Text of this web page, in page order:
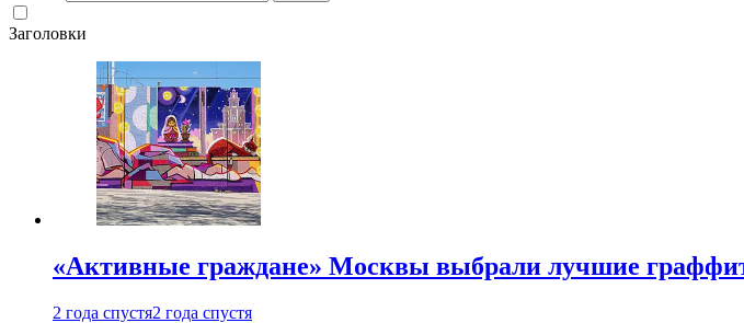
Заголовки
«Активные граждане» Москвы выбрали лучшие
2 года спустя2 года спустя